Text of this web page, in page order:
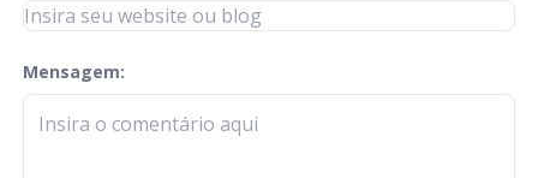
Mensagem:
check-terms